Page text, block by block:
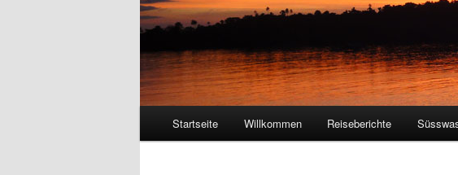
Zum
Zum
Startseite Willkommen Reiseberichte